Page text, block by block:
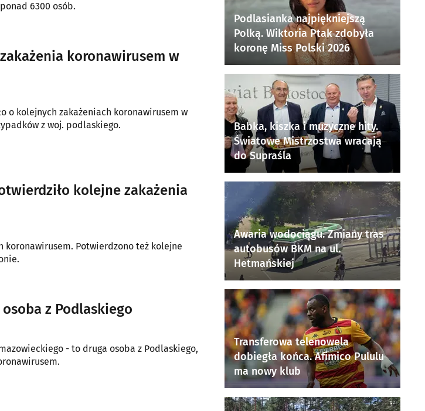
6300 osób.
koronawirusem w
o kolejnych zakażeniach koronawirusem w
z woj. podlaskiego.
kolejne zakażenia
koronawirusem. Potwierdzono też kolejne
osoba z Podlaskiego
- to druga osoba z Podlaskiego,
Podlasianka najpiękniejszą
Polką. Wiktoria Ptak zdobyła
koronę Miss Polski 2026
Babka, kiszka i muzyczne hity.
Światowe Mistrzostwa wracają
do Supraśla
Awaria wodociągu. Zmiany tras
autobusów BKM na ul.
Hetmańskiej
Transferowa telenowela
dobiegła końca. Afimico Pululu
ma nowy klub